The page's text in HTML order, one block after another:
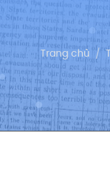
Trang chủ